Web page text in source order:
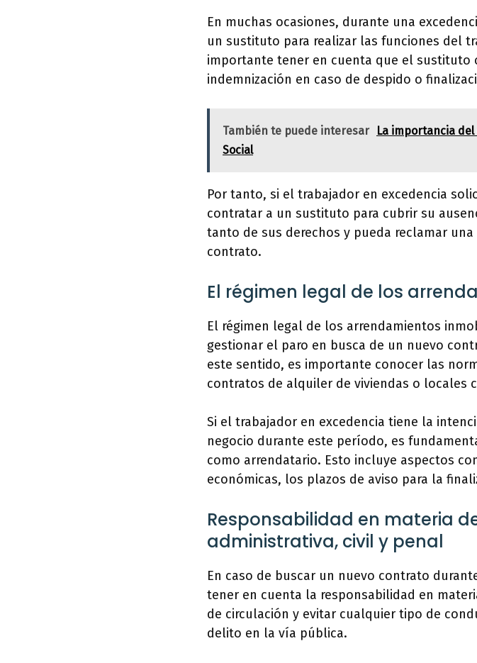
En muchas ocasiones, durante una
un sustituto para realizar las funciones del
importante tener en cuenta que el sustituto
indemnización en caso de despido o
También te puede interesar
La importancia
Social
Por tanto, si el trabajador en excedencia
contratar a un sustituto para cubrir su
tanto de sus derechos y pueda reclamar
contrato.
El régimen legal de los
El régimen legal de los arrendamientos
gestionar el paro en busca de un nuevo
este sentido, es importante conocer las
contratos de alquiler de viviendas o locales
Si el trabajador en excedencia tiene la
negocio durante este período, es
como arrendatario. Esto incluye aspectos
económicas, los plazos de aviso para la
Responsabilidad en materia
administrativa, civil y penal
En caso de buscar un nuevo contrato
tener en cuenta la responsabilidad en
de circulación y evitar cualquier tipo de
delito en la vía pública.